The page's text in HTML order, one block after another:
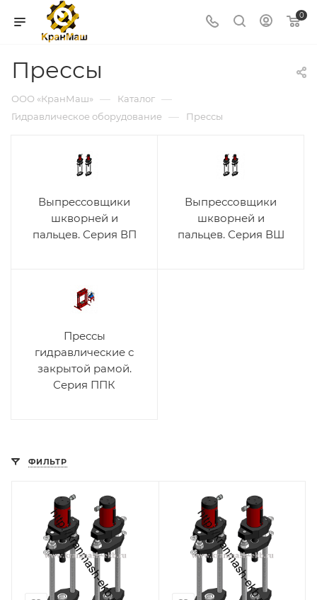
0
Прессы
ООО «КранМаш» — Каталог —
Гидравлическое оборудование — Прессы
Выпрессовщики
шкворней и
пальцев. Серия ВП
Выпрессовщики
шкворней и
пальцев. Серия ВШ
Прессы
гидравлические с
закрытой рамой.
Серия ППК
ФИЛЬТР